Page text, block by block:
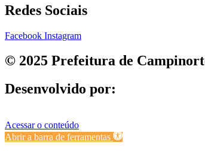
Redes Sociais
Facebook Instagram
© 2025 Prefeitura de
Desenvolvido por:
Acessar o conteúdo
Abrir a barra de ferramentas